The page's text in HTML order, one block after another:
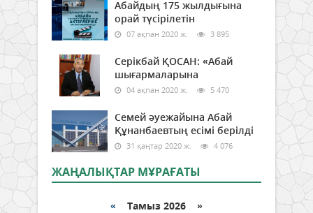
Абайдың 175 жылдығына
орай түсірілетін
07 ақпан 2020 ж. 3 895
Серікбай ҚОСАН: «Абай
шығармаларына
04 ақпан 2020 ж. 5 470
Семей әуежайына Абай
Құнанбаевтың есімі берілді
31 қаңтар 2020 ж. 4 076
ЖАҢАЛЫҚТАР МҰРАҒАТЫ
« Тамыз 2026 »